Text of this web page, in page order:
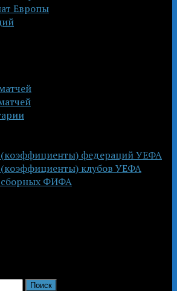
Европы
(коэффициенты) федераций УЕФА
клубов УЕФА
сборных ФИФА